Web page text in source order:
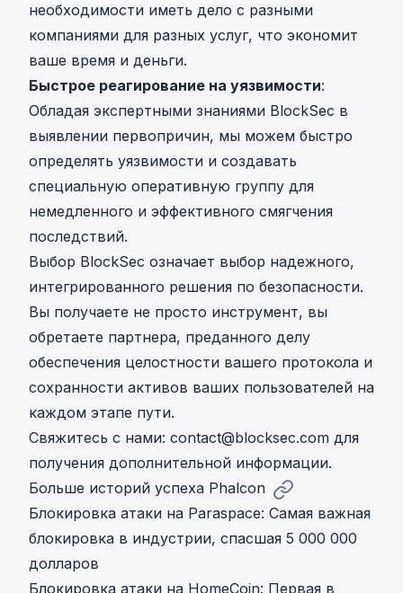
необходимости иметь дело с разными
компаниями для разных услуг, что экономит
ваше время и деньги.
Быстрое реагирование на уязвимости:
Обладая экспертными знаниями BlockSec в
выявлении первопричин, мы можем быстро
определять уязвимости и создавать
специальную оперативную группу для
немедленного и эффективного смягчения
последствий.
Выбор BlockSec означает выбор надежного,
интегрированного решения по безопасности.
Вы получаете не просто инструмент, вы
обретаете партнера, преданного делу
обеспечения целостности вашего протокола и
сохранности активов ваших пользователей на
каждом этапе пути.
Свяжитесь с нами: contact@blocksec.com для
получения дополнительной информации.
Больше историй успеха Phalcon
Блокировка атаки на Paraspace: Самая важная
блокировка в индустрии, спасшая 5 000 000
долларов
Блокировка атаки на HomeCoin: Первая в